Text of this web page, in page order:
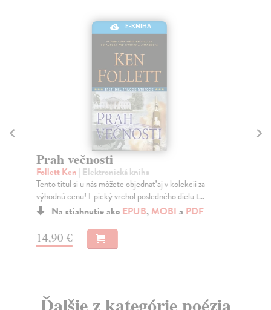
E-KNIHA
Prah večnosti
Follett Ken | Elektronická kniha
Tento titul si u nás môžete objednať aj v kolekcii za
výhodnú cenu! Epický vrchol posledného dielu t...
Na stiahnutie ako EPUB,MOBI a PDF
14,90 €